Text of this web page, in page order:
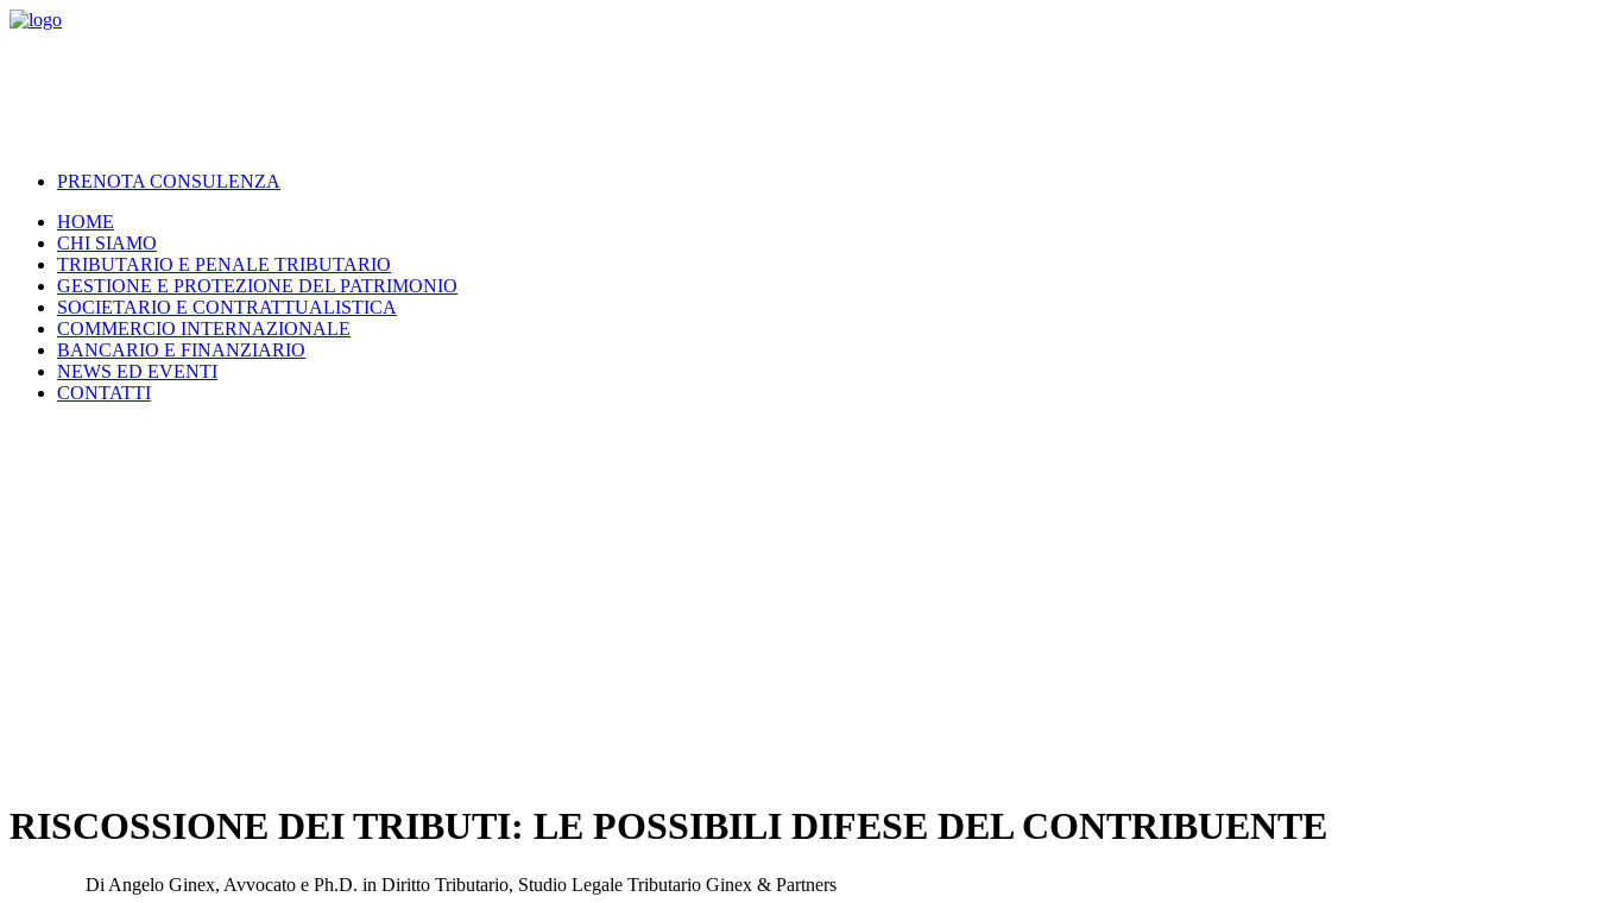
PRENOTA CONSULENZA
HOME
CHI SIAMO
TRIBUTARIO E PENALE TRIBUTARIO
GESTIONE E PROTEZIONE DEL PATRIMONIO
SOCIETARIO E CONTRATTUALISTICA
COMMERCIO INTERNAZIONALE
BANCARIO E FINANZIARIO
NEWS ED EVENTI
CONTATTI
RISCOSSIONE DEI TRIBUTI: LE POSSIBILI DIFESE DEL CONTRIBUENTE
Di Angelo Ginex, Avvocato e Ph.D. in Diritto Tributario, Studio Legale Tributario Ginex & Partners